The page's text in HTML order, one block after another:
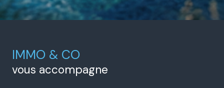
IMMO & CO
vous accompagne